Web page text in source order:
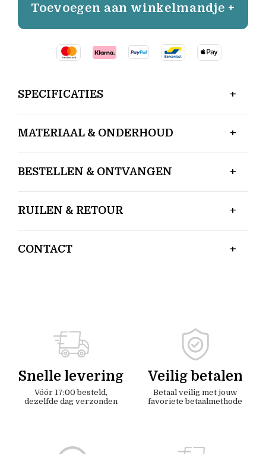
Toevoegen aan winkelmandje +
SPECIFICATIES
MATERIAAL & ONDERHOUD
BESTELLEN & ONTVANGEN
RUILEN & RETOUR
CONTACT
Snelle levering
Vóór 17:00 besteld,
dezelfde dag verzonden
Veilig betalen
Betaal veilig met jouw
favoriete betaalmethode